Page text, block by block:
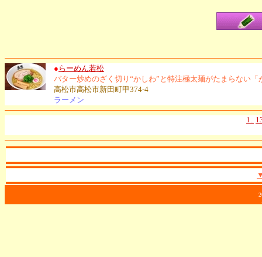
● らーめん若松
バター炒めのざく切り“かしわ”と特注極太麺がたまらない「
高松市高松市新田町甲374-4
ラーメン
1..